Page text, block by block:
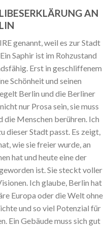
AN
genannt, weil es zur Stadt
Saphir ist im Rohzustand
Erst in geschliffenem
Schönheit und seinen
Berlin und die Berliner
nur Prosa sein, sie muss
die Menschen berühren. Ich
dieser Stadt passt. Es zeigt,
wie sie freier wurde, an
hat und heute eine der
ist. Sie steckt voller
Ich glaube, Berlin hat
Europa oder die Welt ohne
und so viel Potenzial für
Ein Gebäude muss sich gut